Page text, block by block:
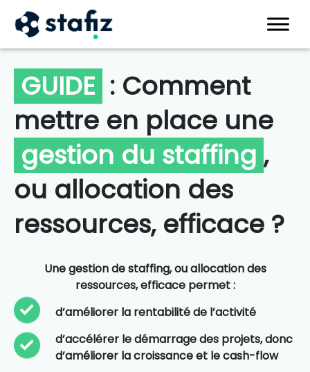
GUIDE : Comment
mettre en place une
gestion du staffing ,
ou allocation des
ressources, efficace ?
Une gestion de staffing, ou allocation des
ressources, efficace permet :
d’améliorer la rentabilité de l’activité
d’accélérer le démarrage des projets, donc
d’améliorer la croissance et le cash-flow